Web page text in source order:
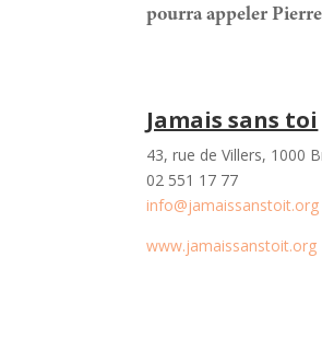
pourra appeler
Jamais sans toi
43, rue de Villers, 1000
02 551 17 77
info@jamaissanstoit.org
www.jamaissanstoit.org